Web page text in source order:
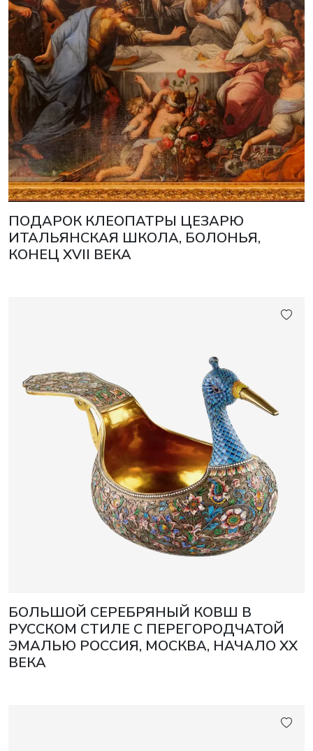
ПОДАРОК КЛЕОПАТРЫ ЦЕЗАРЮ
ИТАЛЬЯНСКАЯ ШКОЛА, БОЛОНЬЯ,
КОНЕЦ XVII ВЕКА
БОЛЬШОЙ СЕРЕБРЯНЫЙ КОВШ В
РУССКОМ СТИЛЕ С ПЕРЕГОРОДЧАТОЙ
ЭМАЛЬЮ РОССИЯ, МОСКВА, НАЧАЛО XX
ВЕКА